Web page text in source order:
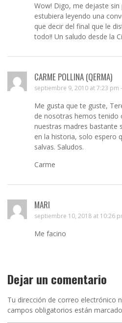
Wow! Digo, me dejaste sin
estubiera leyendo una
que decir del final que le
todo!! Un saludo desde la
CARME POLLINA (QERMA)
septiembre 9, 2010 at 7:23
Me gusta que te guste,
de nosotras hemos tenido
nuestras madres bastante
en la historia, solo espero
salvas. Saludos.
Carme
MARI
septiembre 10, 2018 at 10:26
Me facino
Dejar un comentario
Tu dirección de correo electrónico
campos obligatorios están